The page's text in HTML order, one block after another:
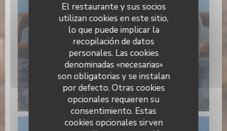
El restaurante y sus socios
utilizan cookies en este sitio,
lo que puede implicar la
recopilación de datos
personales. Las cookies
denominadas «necesarias»
son obligatorias y se instalan
por defecto. Otras cookies
opcionales requieren su
consentimiento. Estas
cookies opcionales sirven